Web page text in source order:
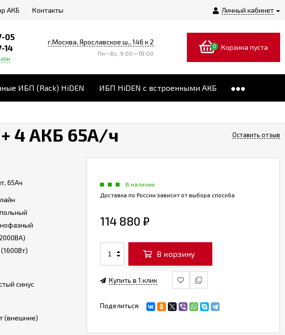
Личный кабинет
АКБ Контакты
05
14
г.Москва, Ярославское ш., 146 к 2
Пн—Вс, 9:00—18:00
0 Корзина пуста
ИБП (Rack) HiDEN ИБП HiDEN с встроенными АКБ
4 АКБ 65А/ч Оставить отзыв
65Ач
(1600Вт)
синус
(внешние)
В наличии
Доставка по России зависит от выбора способа
114 880 ₽
В корзину
Купить в 1 клик
Поделиться: